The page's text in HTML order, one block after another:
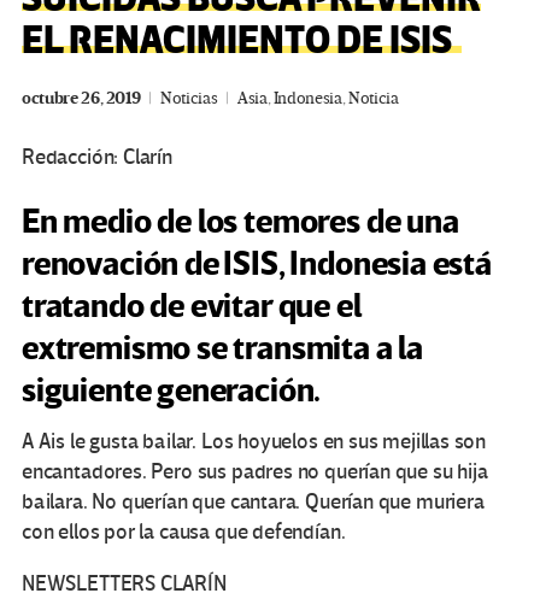
EL RENACIMIENTO DE ISIS
octubre 26, 2019 Noticias Asia,Indonesia,Noticia
Redacción: Clarín
En medio de los temores de una
renovación de ISIS, Indonesia está
tratando de evitar que el
extremismo se transmita a la
siguiente generación.
A Ais le gusta bailar. Los hoyuelos en sus mejillas son
encantadores. Pero sus padres no querían que su hija
bailara. No querían que cantara. Querían que muriera
con ellos por la causa que defendían.
NEWSLETTERS CLARÍN